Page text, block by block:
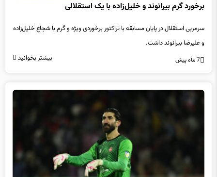
برخورد گرم بیرانوند و خلیل‌زاده با یک استقلالی
سرمربی استقلال در پایان مسابقه با تراکتور برخوردی ویژه و گرم با شجاع خلیل‌زاده
و علیرضا بیرانوند داشت.
7 ماه پیش بیشتر بخوانید